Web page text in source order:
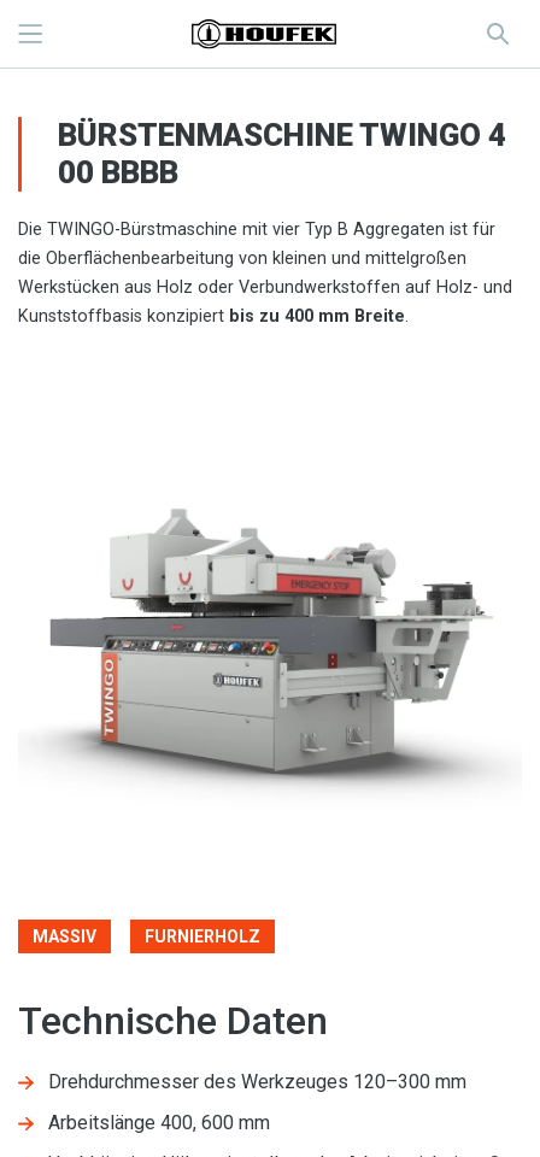
BÜRSTENMASCHINE TWINGO 4
00 BBBB
Die TWINGO-Bürstmaschine mit vier Typ B Aggregaten ist für
die Oberflächenbearbeitung von kleinen und mittelgroßen
Werkstücken aus Holz oder Verbundwerkstoffen auf Holz- und
Kunststoffbasis konzipiert bis zu 400 mm Breite.
MASSIV FURNIERHOLZ
Technische Daten
Drehdurchmesser des Werkzeuges 120–300 mm
Arbeitslänge 400, 600 mm